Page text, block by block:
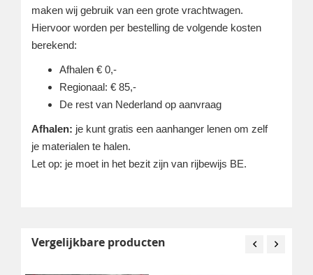
maken wij gebruik van een grote vrachtwagen.
Hiervoor worden per bestelling de volgende kosten
berekend:
Afhalen € 0,-
Regionaal: € 85,-
De rest van Nederland op aanvraag
Afhalen: je kunt gratis een aanhanger lenen om zelf
je materialen te halen.
Let op: je moet in het bezit zijn van rijbewijs BE.
Vergelijkbare producten